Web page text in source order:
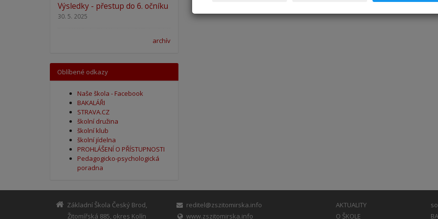
Výsledky - přestup do 6. očníku
30. 5. 2025
archív
Oblíbené odkazy
Naše škola - Facebook
BAKALÁŘI
STRAVA.CZ
školní družina
školní klub
školní jídelna
PROHLÁŠENÍ O PŘÍSTUPNOSTI
Pedagogicko-psychologická
poradna
Základní Škola Český Brod,
Žitomířská 885, okres Kolín
reditel@zszitomirska.info
www.zszitomirska.info
AKTUALITY
O ŠKOLE